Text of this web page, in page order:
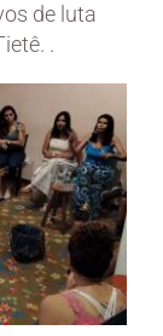
de luta
.